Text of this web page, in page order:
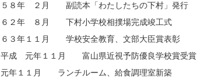
５８年 ２月 副読本「わたしたちの下村」発行
６２年 ８月 下村小学校相撲場完成竣工式
６３年１１月 学校安全教育、文部大臣賞表彰
平成 元年１１月 富山県近視予防優良学校賞受賞
元年１１月 ランチルーム、給食調理室新築